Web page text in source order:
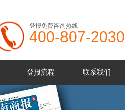
登报免费咨询热线
400-807-2030
登报流程 联系我们